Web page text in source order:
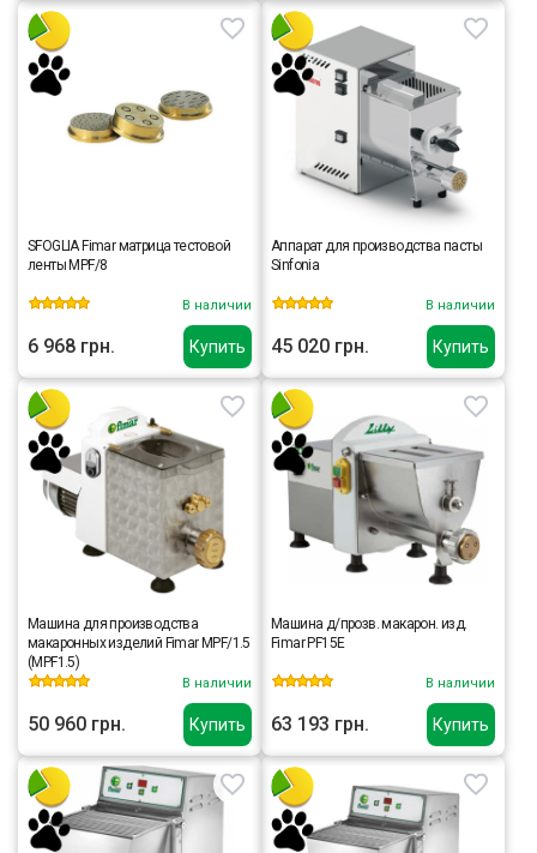
Купить
SFOGLIA Fimar матрица тестовой
ленты MPF/8
В наличии
6 968 грн. Купить
Аппарат для производства пасты
Sinfonia
В наличии
45 020 грн.
Купить
Машина для производства
макаронных изделий Fimar MPF/1.5
(MPF1.5)
В наличии
50 960 грн. Купить
Машина д/прозв. макарон. изд.
Fimar PF15E
В наличии
63 193 грн.